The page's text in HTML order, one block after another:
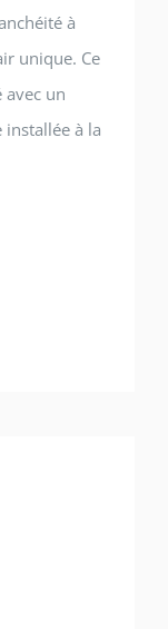
à
unique. Ce
un
à la